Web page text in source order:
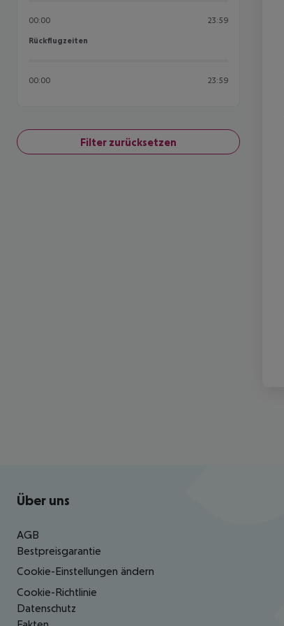
00:00 23:59
Rückflugzeiten
Rückflugzeiten
00:00 23:59
Filter zurücksetzen
Footer navigation
Über uns
AGB
Bestpreisgarantie
Cookie-Einstellungen ändern
Cookie-Richtlinie
Datenschutz